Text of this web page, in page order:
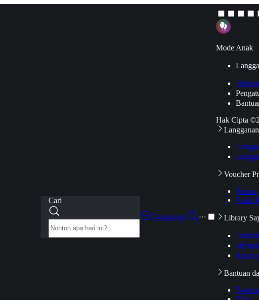
Cari
Langganan
···
Mode Anak
Hak Cipta
Voucher
Promo
Pakai
Library
Bantuan